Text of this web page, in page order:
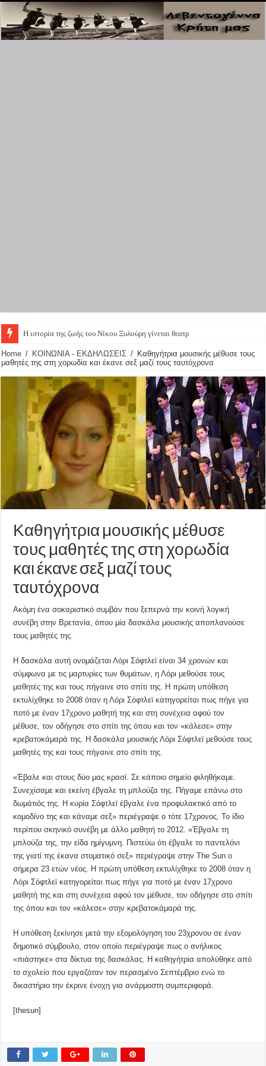
Η ιστορία της ζωής του Νίκου Ξυλούρη γίνεται θεατρική π
Home / ΚΟΙΝΩΝΙΑ - ΕΚΔΗΛΩΣΕΙΣ / Καθηγήτρια μουσικής μέθυσε τους
μαθητές της στη χορωδία και έκανε σεξ μαζί τους ταυτόχρονα
Καθηγήτρια μουσικής μέθυσε
τους μαθητές της στη χορωδία
και έκανε σεξ μαζί τους
ταυτόχρονα
Ακόμη ένα σοκαριστικό συμβάν που ξεπερνά την κοινή λογική
συνέβη στην Βρετανία, όπου μία δασκάλα μουσικής αποπλανούσε
τους μαθητές της.
Η δασκάλα αυτή ονομάζεται Λόρι Σόφτλεϊ είναι 34 χρονών και
σύμφωνα με τις μαρτυρίες των θυμάτων, η Λόρι μεθούσε τους
μαθητές της και τους πήγαινε στο σπίτι της. Η πρώτη υπόθεση
εκτυλίχθηκε το 2008 όταν η Λόρι Σόφτλεϊ κατηγορείται πως πήγε για
ποτό με έναν 17χρονο μαθητή της και στη συνέχεια αφού τον
μέθυσε, τον οδήγησε στο σπίτι της όπου και τον «κάλεσε» στην
κρεβατοκάμαρά της. Η δασκάλα μουσικής Λόρι Σόφτλεϊ μεθούσε τους
μαθητές της και τους πήγαινε στο σπίτι της.
«Έβαλε και στους δύο μας κρασί. Σε κάποιο σημείο φιληθήκαμε.
Συνεχίσαμε και εκείνη έβγαλε τη μπλούζα της. Πήγαμε επάνω στο
δωμάτιός της. Η κυρία Σόφτλεϊ έβγαλε ένα προφυλακτικό από το
κομοδίνο της και κάναμε σεξ» περιέγραψε ο τότε 17χρονος. Το ίδιο
περίπου σκηνικό συνέβη με άλλο μαθητή το 2012. «Έβγαλε τη
μπλούζα της, την είδα ημίγυμνη. Πιστεύω ότι έβγαλε το παντελόνι
της γιατί της έκανα στοματικό σεξ» περιέγραψε στην The Sun ο
σήμερα 23 ετών νέος. Η πρώτη υπόθεση εκτυλίχθηκε το 2008 όταν η
Λόρι Σόφτλεϊ κατηγορείται πως πήγε για ποτό με έναν 17χρονο
μαθητή της και στη συνέχεια αφού τον μέθυσε, τον οδήγησε στο σπίτι
της όπου και τον «κάλεσε» στην κρεβατοκάμαρά της.
Η υπόθεση ξεκίνησε μετά την εξομολόγηση του 23χρονου σε έναν
δημοτικό σύμβουλο, στον οποίο περιέγραψε πως ο ανήλικος
«πιάστηκε» στα δίκτυα της δασκάλας. Η καθηγήτρια απολύθηκε από
το σχολείο που εργαζόταν τον περασμένο Σεπτέμβριο ενώ το
δικαστήριο την έκρινε ένοχη για ανάρμοστη συμπεριφορά.
[thesun]